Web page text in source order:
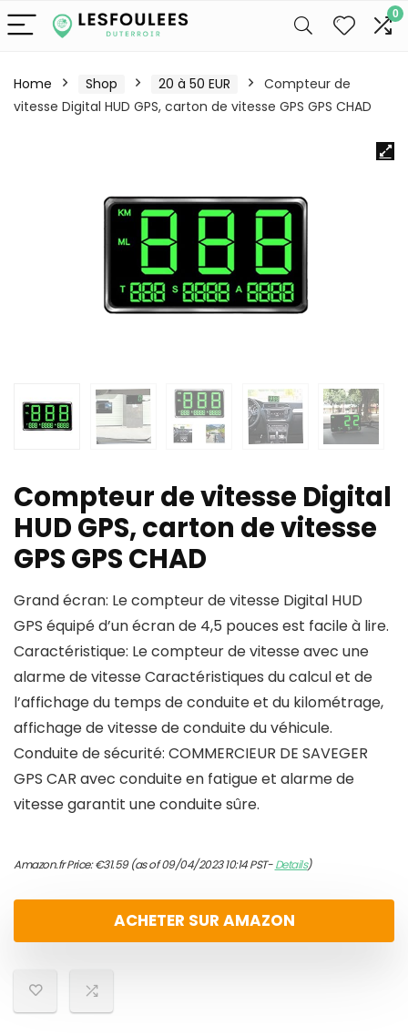
0
Home Shop 20 à 50 EUR
Compteur de
vitesse Digital HUD GPS, carton de vitesse GPS GPS CHAD
Compteur de vitesse Digital
HUD GPS, carton de vitesse
GPS GPS CHAD
Grand écran: Le compteur de vitesse Digital HUD
GPS équipé d’un écran de 4,5 pouces est facile à lire.
Caractéristique: Le compteur de vitesse avec une
alarme de vitesse Caractéristiques du calcul et de
l’affichage du temps de conduite et du kilométrage,
affichage de vitesse de conduite du véhicule.
Conduite de sécurité: COMMERCIEUR DE SAVEGER
GPS CAR avec conduite en fatigue et alarme de
vitesse garantit une conduite sûre.
Amazon.fr Price:€31.59(as of 09/04/2023 10:14 PST-Details)
ACHETER SUR AMAZON